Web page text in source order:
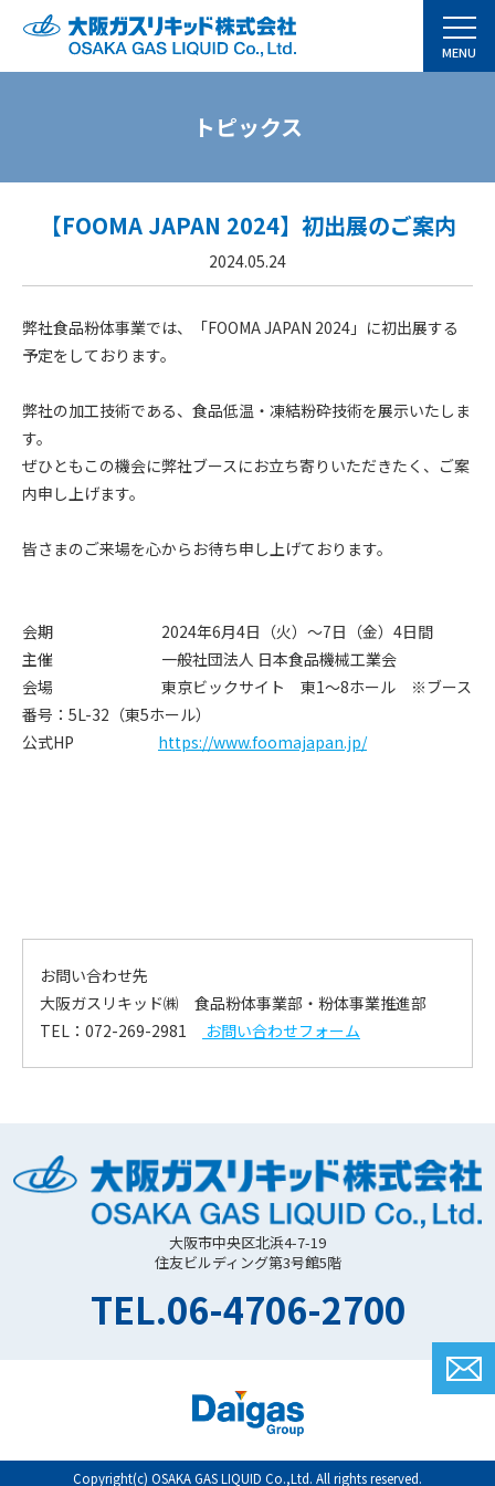
MENU
会社案内
トピックス
粉体事業
水素オンサイト事業
ベトナム事業
採用情報
お問い合わせ
アクセス
プライバシーポリシー
ソーシャルメディアポリシー
トピックス
【FOOMA JAPAN 2024】初出展のご案内
2024.05.24
弊社食品粉体事業では、「FOOMA JAPAN 2024」に初出展する
予定をしております。
弊社の加工技術である、食品低温・凍結粉砕技術を展示いたしま
す。
ぜひともこの機会に弊社ブースにお立ち寄りいただきたく、ご案
内申し上げます。
皆さまのご来場を心からお待ち申し上げております。
会期 2024年6月4日（火）～7日（金）4日間
主催 一般社団法人 日本食品機械工業会
会場 東京ビックサイト 東1～8ホール ※ブース
番号：5L-32（東5ホール）
公式HP https://www.foomajapan.jp/
お問い合わせ先
大阪ガスリキッド㈱ 食品粉体事業部・粉体事業推進部
TEL：072-269-2981
お問い合わせフォーム
大阪市中央区北浜4-7-19
住友ビルディング第3号館5階
TEL.06-4706-2700
Copyright(c) OSAKA GAS LIQUID Co.,Ltd. All rights reserved.